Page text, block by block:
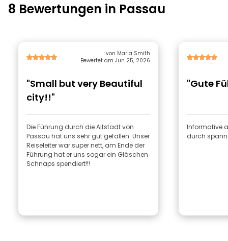
8 Bewertungen in Passau
von Maria Smith
Bewertet am Jun 25, 2026
"Small but very Beautiful
city!!"
Die Führung durch die Altstadt von
Passau hat uns sehr gut gefallen. Unser
Reiseleiter war super nett, am Ende der
Führung hat er uns sogar ein Gläschen
Schnaps spendiert!!!
"Gute
Informative
durch